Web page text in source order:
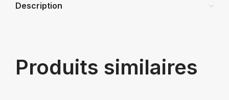
Description
Produits similaires